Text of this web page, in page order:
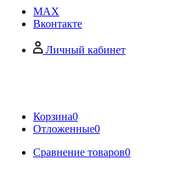
MAX
Вконтакте
Личный кабинет
Корзина0
Отложенные0
Сравнение товаров0